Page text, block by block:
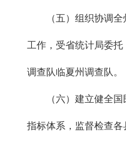
（五）组织协调全
工作，受省统计局委
调查队临夏州调查队。
（六）建立健全国
指标体系，监督检查